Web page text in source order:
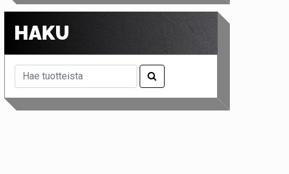
HAKU